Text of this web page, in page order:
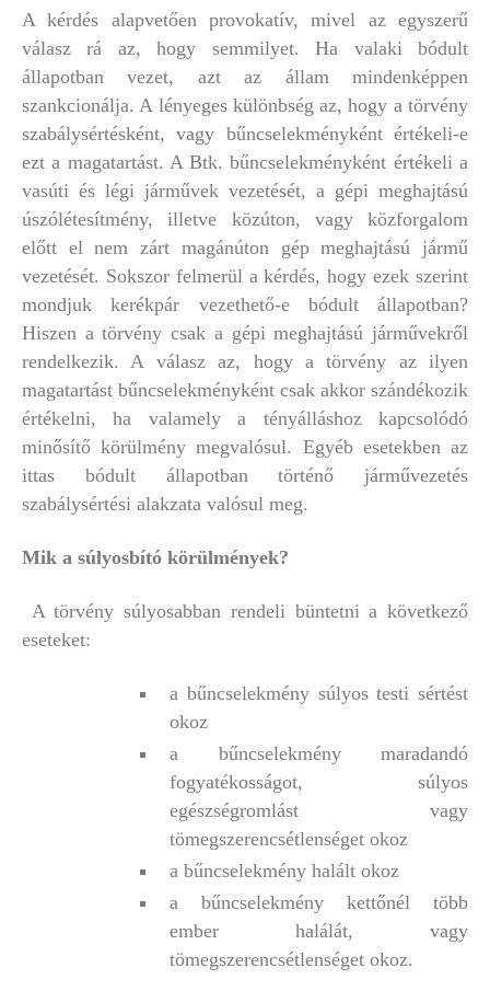
A kérdés alapvetően provokatív, mivel az egyszerű
válasz rá az, hogy semmilyet. Ha valaki bódult
állapotban vezet, azt az állam mindenképpen
szankcionálja. A lényeges különbség az, hogy a törvény
szabálysértésként, vagy bűncselekményként értékeli-e
ezt a magatartást. A Btk. bűncselekményként értékeli a
vasúti és légi járművek vezetését, a gépi meghajtású
úszólétesítmény, illetve közúton, vagy közforgalom
előtt el nem zárt magánúton gép meghajtású jármű
vezetését. Sokszor felmerül a kérdés, hogy ezek szerint
mondjuk kerékpár vezethető-e bódult állapotban?
Hiszen a törvény csak a gépi meghajtású járművekről
rendelkezik. A válasz az, hogy a törvény az ilyen
magatartást bűncselekményként csak akkor szándékozik
értékelni, ha valamely a tényálláshoz kapcsolódó
minősítő körülmény megvalósul. Egyéb esetekben az
ittas bódult állapotban történő járművezetés
szabálysértési alakzata valósul meg.
Mik a súlyosbító körülmények?
A törvény súlyosabban rendeli büntetni a következő
eseteket:
a bűncselekmény súlyos testi sértést
okoz
a bűncselekmény maradandó
fogyatékosságot, súlyos
egészségromlást vagy
tömegszerencsétlenséget okoz
a bűncselekmény halált okoz
a bűncselekmény kettőnél több
ember halálát, vagy
tömegszerencsétlenséget okoz.